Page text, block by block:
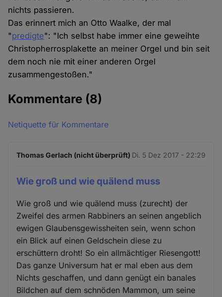
nichts passieren.
Das erinnert mich an Otto Waalke, der mal
"predigte": "Ich selbst habe immer eine geweihte
Christopherrosplakette an meiner Orgel und bin seit
dem noch nie mit einer anderen Orgel
zusammengestoßen."
Kommentare (8)
Netiquette für Kommentare
Thomas Gerlach (nicht überprüft) Di. 5 Dez 2017 - 22:29
Wie groß und wie quälend muss
Wie groß und wie quälend muss (zurecht) der
Zweifel des armen Rabbiners an seinen angeblich
ewigen Glaubensgewissheiten sein, wenn schon
ein Blick auf einen Geldschein diese zu
erschüttern droht! So ein allmächtiger Riesengott!
Das ganze Universum hat er mal eben aus dem
Nichts geschaffen, und dann genügt ein banales
Bildchen auf dem schnöden Mammon, um seine